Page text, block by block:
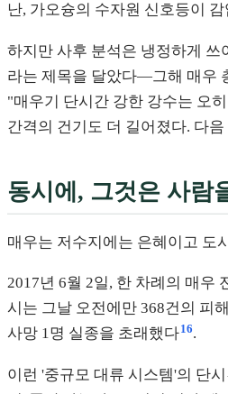
난, 가오슝의 수자원 신호등이
하지만 사후 분석은 냉정하게
라는 제목을 달았다—그해 매우
"매우기 단시간 강한 강수는 오
간격의 건기도 더 길어졌다. 다
동시에, 그것은 사람
매우는 저수지에는 은혜이고 도
2017년 6월 2일, 한 차례의 매우
시는 그날 오전에만 368건의 피
사망 1명 실종을 초래했다16.
이런 '중규모 대류 시스템'의 단